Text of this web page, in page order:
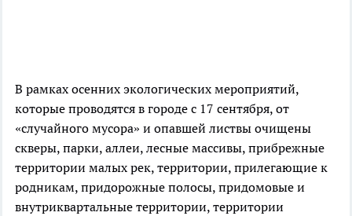
В рамках осенних экологических мероприятий,
которые проводятся в городе с 17 сентября, от
«случайного мусора» и опавшей листвы очищены
скверы, парки, аллеи, лесные массивы, прибрежные
территории малых рек, территории, прилегающие к
родникам, придорожные полосы, придомовые и
внутриквартальные территории, территории